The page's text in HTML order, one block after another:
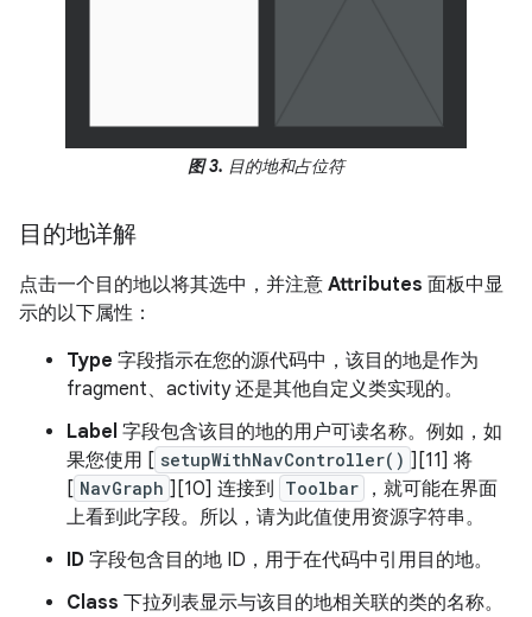
图 3. 目的地和占位符
目的地详解
点击一个目的地以将其选中，并注意 Attributes 面板中显
示的以下属性：
Type 字段指示在您的源代码中，该目的地是作为
fragment、activity 还是其他自定义类实现的。
Label 字段包含该目的地的用户可读名称。例如，如
果您使用 [ setupWithNavController() ][11] 将
[ NavGraph ][10] 连接到 Toolbar
，就可能在界面
上看到此字段。所以，请为此值使用资源字符串。
ID 字段包含目的地 ID，用于在代码中引用目的地。
Class 下拉列表显示与该目的地相关联的类的名称。